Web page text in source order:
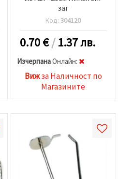
заг
Код:304120
0.70€/1.37 лв.
ИзчерпанаOнлайн:
Вижза Наличност по
Магазините